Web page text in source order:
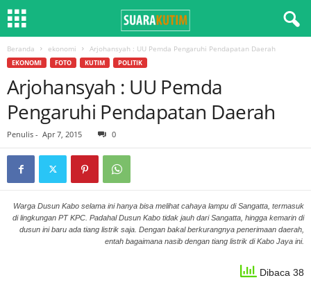
Beranda ekonomi Arjohansyah : UU Pemda Pengaruhi Pendapatan Daerah
EKONOMI FOTO KUTIM POLITIK
Arjohansyah : UU Pemda
Pengaruhi Pendapatan Daerah
Penulis - Apr 7, 2015 0
Warga Dusun Kabo selama ini hanya bisa melihat cahaya lampu di Sangatta, termasuk
di lingkungan PT KPC. Padahal Dusun Kabo tidak jauh dari Sangatta, hingga kemarin di
dusun ini baru ada tiang listrik saja. Dengan bakal berkurangnya penerimaan daerah,
entah bagaimana nasib dengan tiang listrik di Kabo Jaya ini.
Dibaca 38